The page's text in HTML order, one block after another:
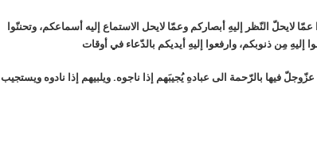
لايحلّ النّظر إليهِ أبصاركم وعمّا لايحل الاستماع إليه أسماعكم، وتحننّوا
إليهِ مِن ذنوبكم، وارفعوا إليهِ أيديكم بالدّعاء في أوقات
فيها بالرّحمة الى عبادهِ يُجيبَهم إذا ناجوه. ويلبيهم إذا نادوه ويستجيب